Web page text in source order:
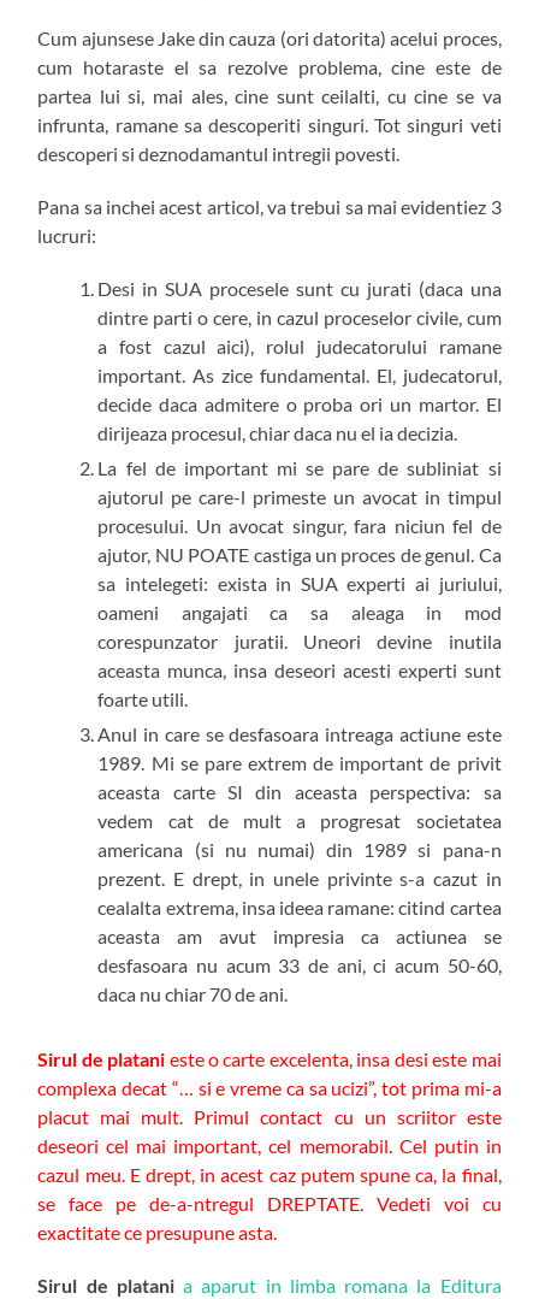
Cum ajunsese Jake din cauza (ori datorita) acelui proces,
cum hotaraste el sa rezolve problema, cine este de
partea lui si, mai ales, cine sunt ceilalti, cu cine se va
infrunta, ramane sa descoperiti singuri. Tot singuri veti
descoperi si deznodamantul intregii povesti.
Pana sa inchei acest articol, va trebui sa mai evidentiez 3
lucruri:
Desi in SUA procesele sunt cu jurati (daca una
dintre parti o cere, in cazul proceselor civile, cum
a fost cazul aici), rolul judecatorului ramane
important. As zice fundamental. El, judecatorul,
decide daca admitere o proba ori un martor. El
dirijeaza procesul, chiar daca nu el ia decizia.
La fel de important mi se pare de subliniat si
ajutorul pe care-l primeste un avocat in timpul
procesului. Un avocat singur, fara niciun fel de
ajutor, NU POATE castiga un proces de genul. Ca
sa intelegeti: exista in SUA experti ai juriului,
oameni angajati ca sa aleaga in mod
corespunzator juratii. Uneori devine inutila
aceasta munca, insa deseori acesti experti sunt
foarte utili.
Anul in care se desfasoara intreaga actiune este
1989. Mi se pare extrem de important de privit
aceasta carte SI din aceasta perspectiva: sa
vedem cat de mult a progresat societatea
americana (si nu numai) din 1989 si pana-n
prezent. E drept, in unele privinte s-a cazut in
cealalta extrema, insa ideea ramane: citind cartea
aceasta am avut impresia ca actiunea se
desfasoara nu acum 33 de ani, ci acum 50-60,
daca nu chiar 70 de ani.
Sirul de platani este o carte excelenta, insa desi este mai
complexa decat “… si e vreme ca sa ucizi”, tot prima mi-a
placut mai mult. Primul contact cu un scriitor este
deseori cel mai important, cel memorabil. Cel putin in
cazul meu. E drept, in acest caz putem spune ca, la final,
se face pe de-a-ntregul DREPTATE. Vedeti voi cu
exactitate ce presupune asta.
Sirul de platani a aparut in limba romana la Editura